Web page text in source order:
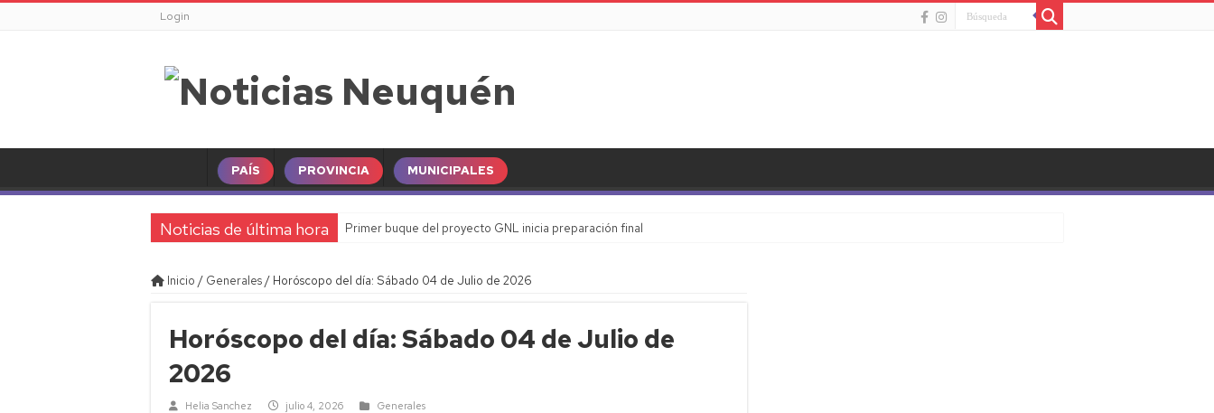
Login
PAÍS PROVINCIA MUNICIPALES
Noticias de última hora Primer buque del proyecto GNL inicia preparación final
Inicio / Generales/ Horóscopo del día: Sábado 04 de Julio de 2026
Horóscopo del día: Sábado 04 de Julio de
2026
Helia Sanchez julio 4, 2026 Generales